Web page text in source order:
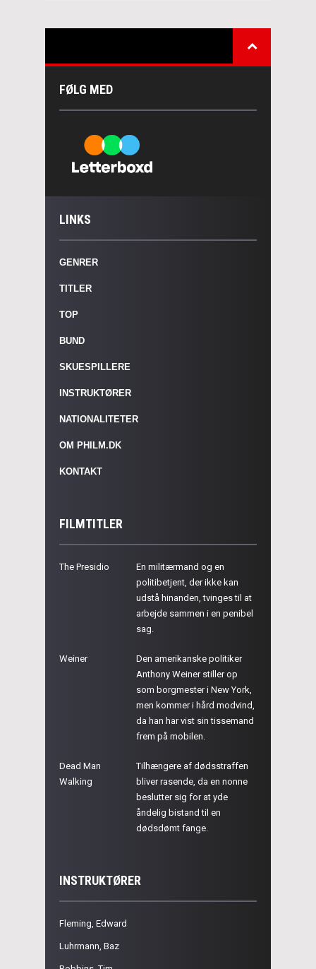
FØLG MED
LINKS
GENRER
TITLER
TOP
BUND
SKUESPILLERE
INSTRUKTØRER
NATIONALITETER
OM PHILM.DK
KONTAKT
FILMTITLER
The Presidio
En militærmand og en
politibetjent, der ikke kan
udstå hinanden, tvinges til at
arbejde sammen i en penibel
sag.
Weiner
Den amerikanske politiker
Anthony Weiner stiller op
som borgmester i New York,
men kommer i hård modvind,
da han har vist sin tissemand
frem på mobilen.
Dead Man
Walking
Tilhængere af dødsstraffen
bliver rasende, da en nonne
beslutter sig for at yde
åndelig bistand til en
dødsdømt fange.
INSTRUKTØRER
Fleming, Edward
Luhrmann, Baz